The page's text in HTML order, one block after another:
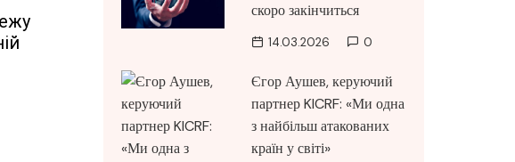
скоро закінчиться
14.03.2026 0
Єгор Аушев, керуючий
партнер KICRF: «Ми одна
з найбільш атакованих
країн у світі»